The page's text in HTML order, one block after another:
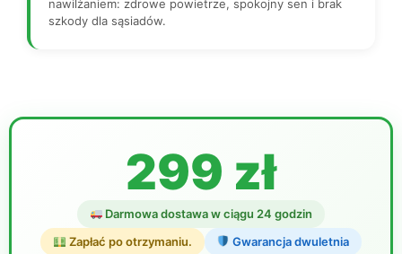
nawilżaniem: zdrowe powietrze, spokojny sen i brak
szkody dla sąsiadów.
299 zł
Darmowa dostawa w ciągu 24 godzin
Zapłać po otrzymaniu.
Gwarancja dwuletnia